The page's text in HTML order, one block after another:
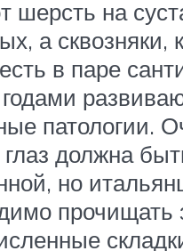
шерсть на
а сквозняки,
в паре
патологии.
должна
но
прочищать